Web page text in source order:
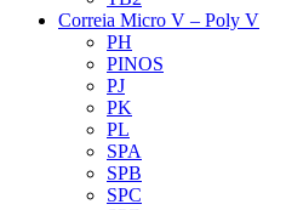
Correia Micro V – Poly V
PH
PINOS
PJ
PK
PL
SPA
SPB
SPC